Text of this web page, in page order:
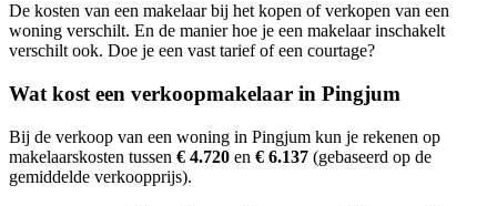
De kosten van een makelaar bij het kopen of verkopen van een
woning verschilt. En de manier hoe je een makelaar inschakelt
verschilt ook. Doe je een vast tarief of een courtage?
Wat kost een verkoopmakelaar in Pingjum
Bij de verkoop van een woning in Pingjum kun je rekenen op
makelaarskosten tussen € 4.720 en € 6.137 (gebaseerd op de
gemiddelde verkoopprijs).